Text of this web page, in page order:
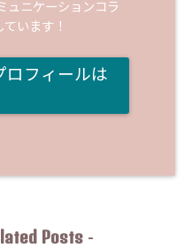
ュニケーションコラ
います！
ロフィールは
Posts-